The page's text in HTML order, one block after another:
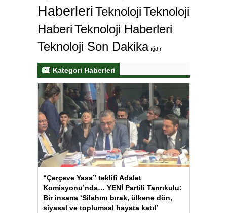
HaberleriTeknolojiTeknoloji
HaberiTeknoloji Haberleri
Teknoloji Son Dakika ığdır
Kategori Haberleri
“Çerçeve Yasa” teklifi Adalet
Komisyonu’nda… YENİ Partili Tanrıkulu:
Bir insana ‘Silahını bırak, ülkene dön,
siyasal ve toplumsal hayata katıl’